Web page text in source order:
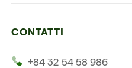
Vietnam e Cambogia
CONTATTI
+84 32 54 58 986